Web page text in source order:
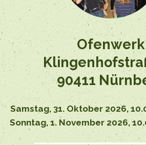
Ofenwerk
90411
Samstag, 31. Oktober 2026,
Sonntag, 1. November 2026,